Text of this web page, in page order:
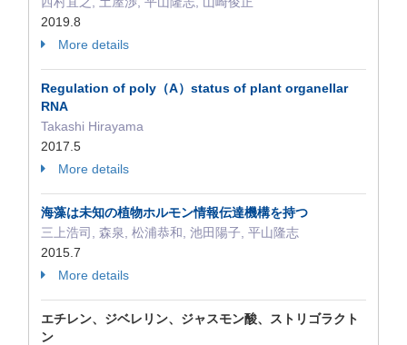
2019.8
More details
Regulation of poly（A）status of plant organellar
RNA
Takashi Hirayama
2017.5
More details
海藻は未知の植物ホルモン情報伝達機構を持つ
三上浩司, 森泉, 松浦恭和, 池田陽子, 平山隆志
2015.7
More details
エチレン、ジベレリン、ジャスモン酸、ストリゴラクト
ン